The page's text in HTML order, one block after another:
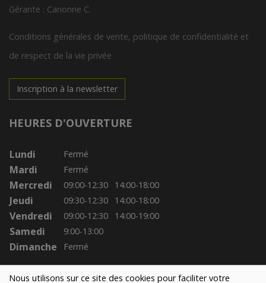
Nous utilisons sur ce site des cookies pour faciliter votre
Gérante : Canonne C.
Conditions générales de vente, politique de confidentialité et
de respect de la vie privée
Inscription à la newsletter
HEURES D'OUVERTURE
Lundi Fermé
Mardi Fermé
Mercredi 09:00-12:30 14:00-18:00
Jeudi 09:30-12:30 14:00-18:00
Vendredi 09:00-12:30 14:00-19:00
Samedi 9:00-13:00
Dimanche Fermé